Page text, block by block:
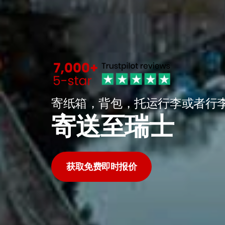
寄纸箱，背包，托运行李或者行
寄送至瑞士
获取免费即时报价